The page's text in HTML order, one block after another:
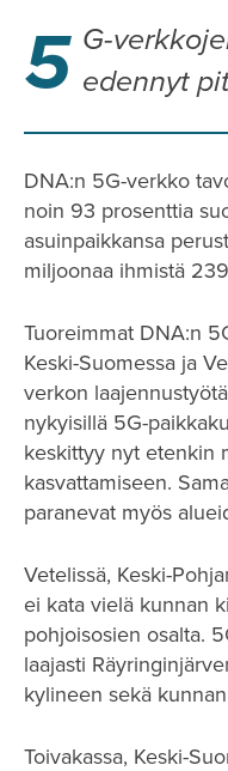
5 G-
edennyt
DNA:n 5G-verkko
noin 93 prosenttia
asuinpaikkansa
miljoonaa ihmistä
Tuoreimmat DNA:n
Keski-Suomessa ja
verkon
nykyisillä 5G-
keskittyy nyt etenkin
kasvattamiseen.
paranevat myös
Vetelissä, Keski-
ei kata vielä kunnan
pohjoisosien osalta.
laajasti
kylineen sekä
Toivakassa, Keski-